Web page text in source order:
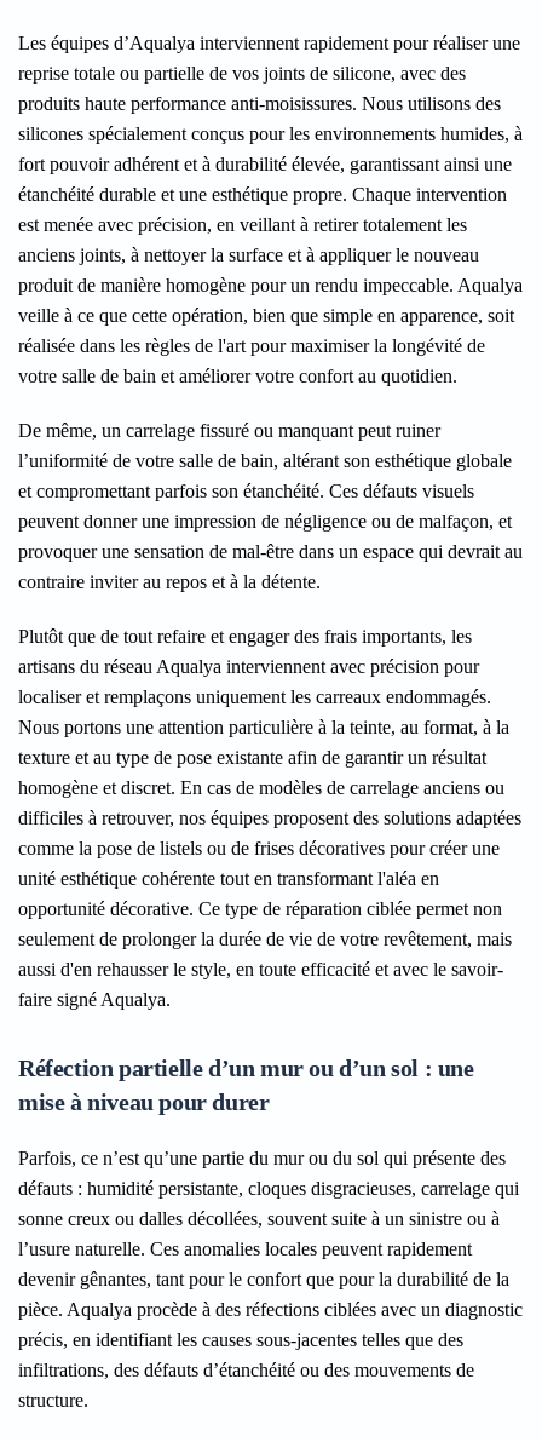
Les équipes d’Aqualya interviennent rapidement pour réaliser une
reprise totale ou partielle de vos joints de silicone, avec des
produits haute performance anti-moisissures. Nous utilisons des
silicones spécialement conçus pour les environnements humides, à
fort pouvoir adhérent et à durabilité élevée, garantissant ainsi une
étanchéité durable et une esthétique propre. Chaque intervention
est menée avec précision, en veillant à retirer totalement les
anciens joints, à nettoyer la surface et à appliquer le nouveau
produit de manière homogène pour un rendu impeccable. Aqualya
veille à ce que cette opération, bien que simple en apparence, soit
réalisée dans les règles de l'art pour maximiser la longévité de
votre salle de bain et améliorer votre confort au quotidien.
De même, un carrelage fissuré ou manquant peut ruiner
l’uniformité de votre salle de bain, altérant son esthétique globale
et compromettant parfois son étanchéité. Ces défauts visuels
peuvent donner une impression de négligence ou de malfaçon, et
provoquer une sensation de mal-être dans un espace qui devrait au
contraire inviter au repos et à la détente.
Plutôt que de tout refaire et engager des frais importants, les
artisans du réseau Aqualya interviennent avec précision pour
localiser et remplaçons uniquement les carreaux endommagés.
Nous portons une attention particulière à la teinte, au format, à la
texture et au type de pose existante afin de garantir un résultat
homogène et discret. En cas de modèles de carrelage anciens ou
difficiles à retrouver, nos équipes proposent des solutions adaptées
comme la pose de listels ou de frises décoratives pour créer une
unité esthétique cohérente tout en transformant l'aléa en
opportunité décorative. Ce type de réparation ciblée permet non
seulement de prolonger la durée de vie de votre revêtement, mais
aussi d'en rehausser le style, en toute efficacité et avec le savoir-
faire signé Aqualya.
Réfection partielle d’un mur ou d’un sol : une
mise à niveau pour durer
Parfois, ce n’est qu’une partie du mur ou du sol qui présente des
défauts : humidité persistante, cloques disgracieuses, carrelage qui
sonne creux ou dalles décollées, souvent suite à un sinistre ou à
l’usure naturelle. Ces anomalies locales peuvent rapidement
devenir gênantes, tant pour le confort que pour la durabilité de la
pièce. Aqualya procède à des réfections ciblées avec un diagnostic
précis, en identifiant les causes sous-jacentes telles que des
infiltrations, des défauts d’étanchéité ou des mouvements de
structure.